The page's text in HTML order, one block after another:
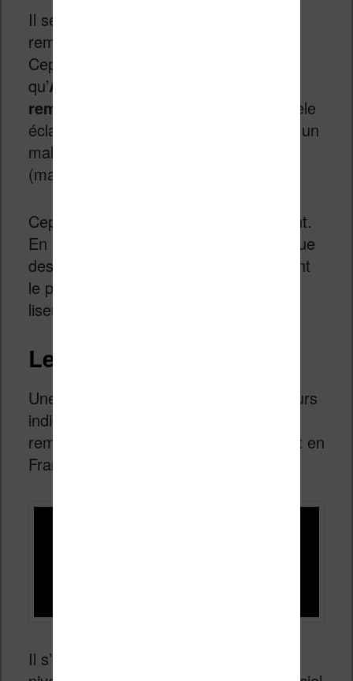
Il semblerait logique de voir ce modèle
remplacer l’actuel Kindle Touch.
Cependant, il est aussi probable
qu’Amazon décide de frapper fort et
remplace l’actuel Kindle
par un modèle
éclairé. A 99€, ce produit pourrait faire un
malheur lors des fêtes de fin d’années
(mais sans écran tactile).
Cependant, il faut toutefois être prudent.
En effet, certaines sources indiquent que
des
ralentissent
le processus de fabrication de ces
liseuses.
Le Kindle Fire 2
Une fois de plus de nombreuses rumeurs
indiquent qu’un nouveau Kindle Fire
remplace le précédent (toujours absent en
France…).
Il s’agirait uniquement d’une mise à